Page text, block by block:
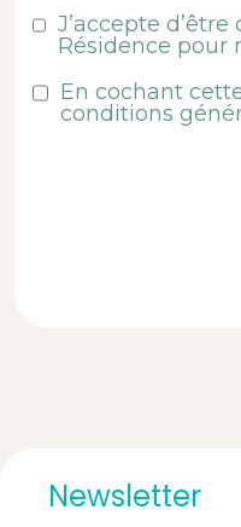
J’accepte
Résidence pour
En cochant
conditions
Newsletter